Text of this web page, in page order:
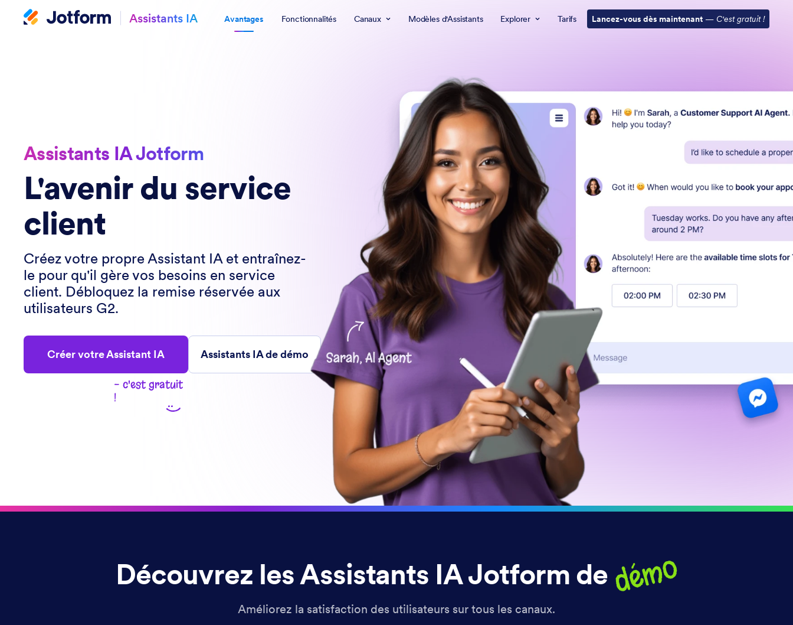
Assistants IA Avantages Fonctionnalités Canaux Modèles d'Assistants Explorer Tarifs Lancez-vous dès maintenant — C'est gratuit !
Assistants IA Jotform
L'avenir du service
client
Créez votre propre Assistant IA et entraînez-
le pour qu'il gère vos besoins en service
client. Débloquez la remise réservée aux
utilisateurs G2.
Créer votre Assistant IA
- c'est gratuit
!
Assistants IA de démo
Découvrez les Assistants IA Jotform de démo
Améliorez la satisfaction des utilisateurs sur tous les canaux.